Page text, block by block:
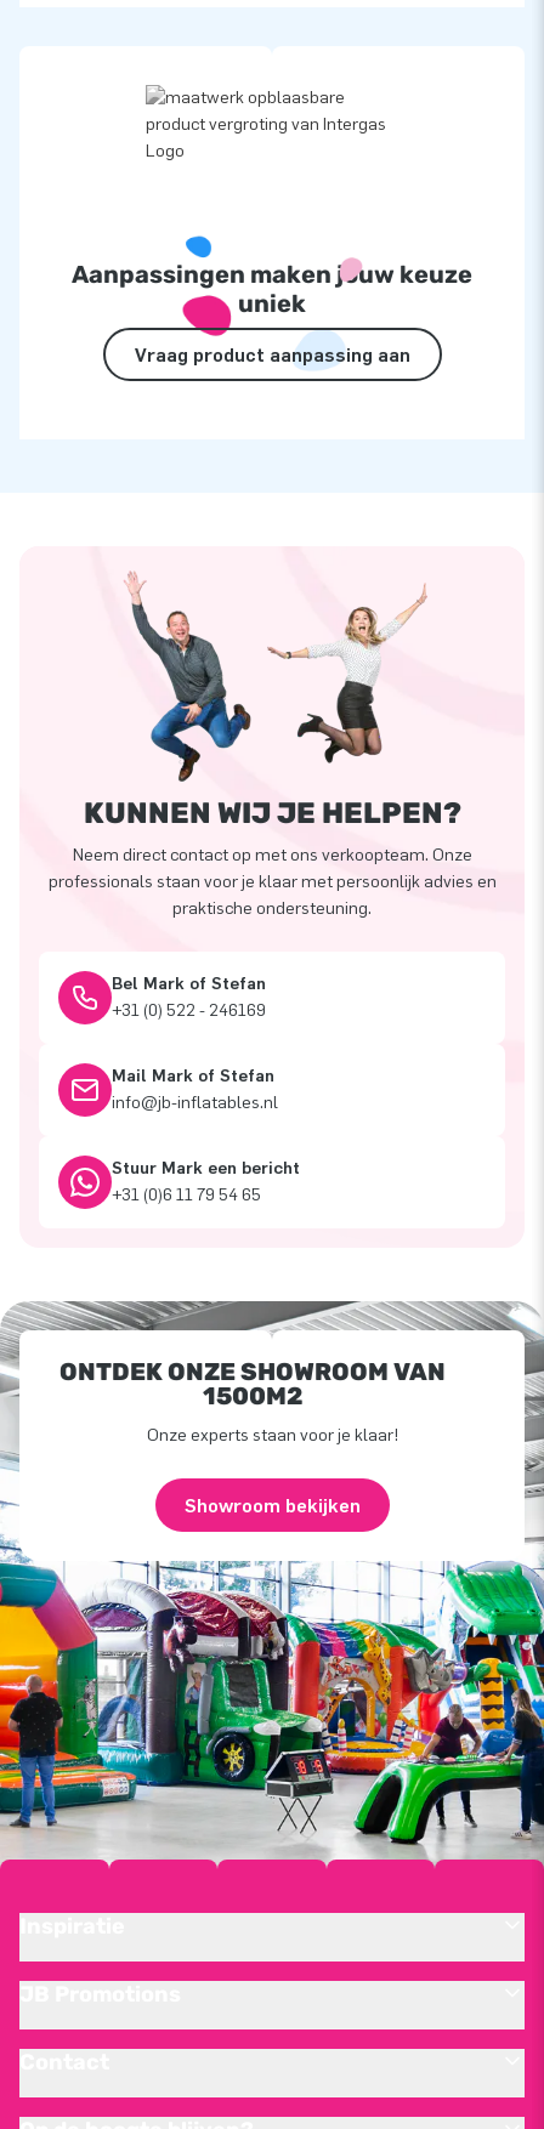
Aanpassingen maken jouw keuze
uniek
Vraag product aanpassing aan
KUNNEN WIJ JE HELPEN?
Neem direct contact op met ons verkoopteam. Onze
professionals staan voor je klaar met persoonlijk advies en
praktische ondersteuning.
Bel Mark of Stefan
+31 (0) 522 - 246169
Mail Mark of Stefan
info@jb-inflatables.nl
Stuur Mark een bericht
+31 (0)6 11 79 54 65
ONTDEK ONZE SHOWROOM VAN
1500M2
Onze experts staan voor je klaar!
Showroom bekijken